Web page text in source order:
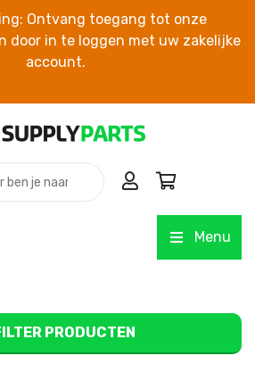
Ontvang toegang tot onze
door in te loggen met uw zakelijke
account.
Menu
PRODUCTEN